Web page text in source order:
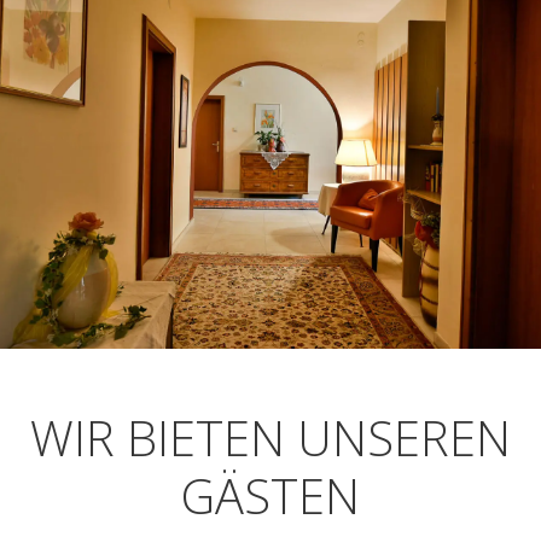
WIR BIETEN UNSEREN
GÄSTEN